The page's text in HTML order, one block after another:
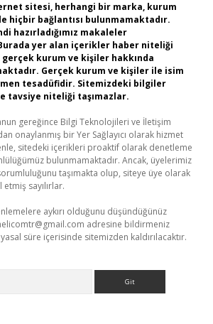
sitesi, herhangi bir marka, kurum
hiçbir bağlantısı bulunmamaktadır.
hazırladığımız makaleler
yer alan içerikler haber niteliği
kurum ve kişiler hakkında
Gerçek kurum ve kişiler ile isim
tesadüfidir. Sitemizdeki bilgiler
tavsiye niteliği taşımazlar.
gereğince Bilgi Teknolojileri ve İletişim
onaylanmış bir Yer Sağlayıcı olarak hizmet
sitedeki içerikleri proaktif olarak denetleme
bulunmamaktadır. Ancak, üyelerimiz
taşımakta olup, siteye üye olarak
sayılırlar.
aykırı olduğunu düşündüğünüz
adresine bildirmeniz
süre içerisinde sitemizden kaldırılacaktır.